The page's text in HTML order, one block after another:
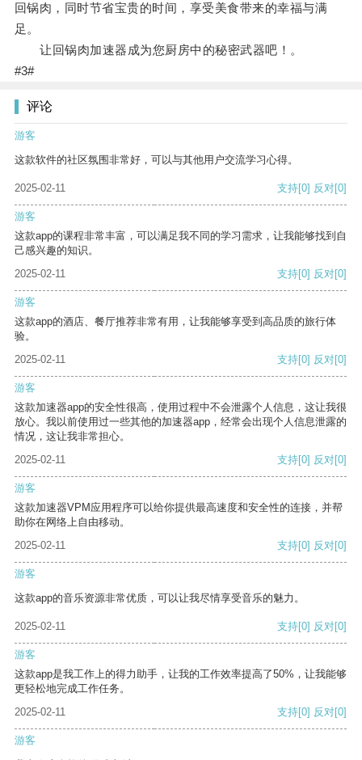
回锅肉，同时节省宝贵的时间，享受美食带来的幸福与满
足。
让回锅肉加速器成为您厨房中的秘密武器吧！。
#3#
评论
游客
这款软件的社区氛围非常好，可以与其他用户交流学习心得。
2025-02-11 支持[0] 反对[0]
游客
这款app的课程非常丰富，可以满足我不同的学习需求，让我能够找到自
己感兴趣的知识。
2025-02-11
支持[0] 反对[0]
游客
这款app的酒店、餐厅推荐非常有用，让我能够享受到高品质的旅行体
验。
2025-02-11
支持[0] 反对[0]
游客
这款加速器app的安全性很高，使用过程中不会泄露个人信息，这让我很
放心。我以前使用过一些其他的加速器app，经常会出现个人信息泄露的
情况，这让我非常担心。
2025-02-11
支持[0] 反对[0]
游客
这款加速器VPM应用程序可以给你提供最高速度和安全性的连接，并帮
助你在网络上自由移动。
2025-02-11
支持[0] 反对[0]
游客
这款app的音乐资源非常优质，可以让我尽情享受音乐的魅力。
2025-02-11 支持[0] 反对[0]
游客
这款app是我工作上的得力助手，让我的工作效率提高了50%，让我能够
更轻松地完成工作任务。
2025-02-11
支持[0] 反对[0]
游客